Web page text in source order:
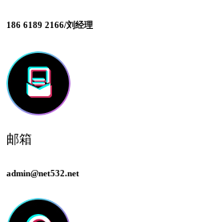
186 6189 2166/刘经理
邮箱
admin@net532.net